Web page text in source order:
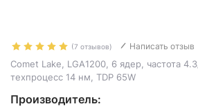
(7 отзывов) Написать отзыв
Comet Lake, LGA1200, 6 ядер, частота
техпроцесс 14 нм, TDP 65W
Производитель: